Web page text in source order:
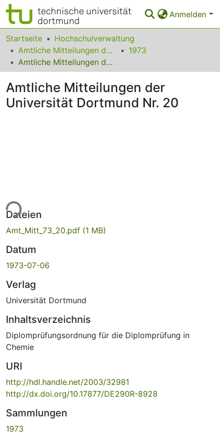
Anmelden
Bereiche & Sammlungen
Das gesamte Repositorium
FAQ
Startseite
Hochschulverwaltung
Amtliche Mitteilungen der Technischen Universität Dortmund
1973
Amtliche Mitteilungen der Universität Dortmund Nr. 20
Amtliche Mitteilungen der
Universität Dortmund Nr. 20
Dateien
Amt_Mitt_73_20.pdf (1 MB)
Datum
1973-07-06
Verlag
Universität Dortmund
Inhaltsverzeichnis
Diplomprüfungsordnung für die Diplomprüfung in
Chemie
URI
http://hdl.handle.net/2003/32981
http://dx.doi.org/10.17877/DE290R-8928
Sammlungen
1973